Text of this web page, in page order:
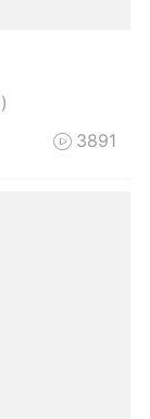
)
 3891